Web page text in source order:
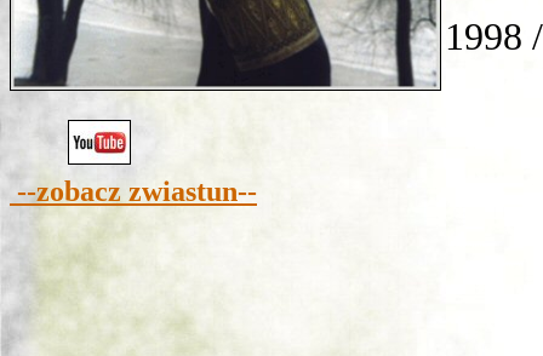
1998
--zobacz zwiastun--